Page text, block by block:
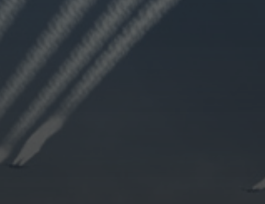
OKTOBER 10, 2021
10 VIRTUAL SQUADRONS